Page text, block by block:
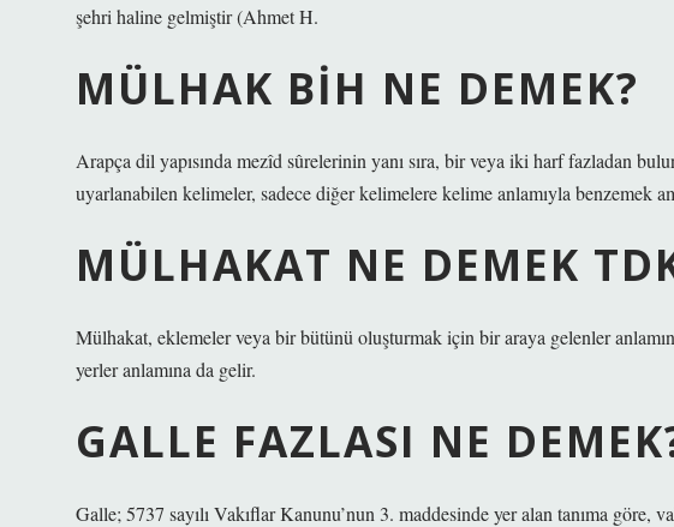
şehri haline gelmiştir (Ahmet H.
MÜLHAK BIH NE DEMEK?
Arapça dil yapısında mezîd sûrelerinin yanı sıra, bir veya iki harf fazladan
uyarlanabilen kelimeler, sadece diğer kelimelere kelime anlamıyla benzemek
MÜLHAKAT NE DEMEK
Mülhakat, eklemeler veya bir bütünü oluşturmak için bir araya gelenler
yerler anlamına da gelir.
GALLE FAZLASI NE
Galle; 5737 sayılı Vakıflar Kanunu’nun 3. maddesinde yer alan tanıma göre,